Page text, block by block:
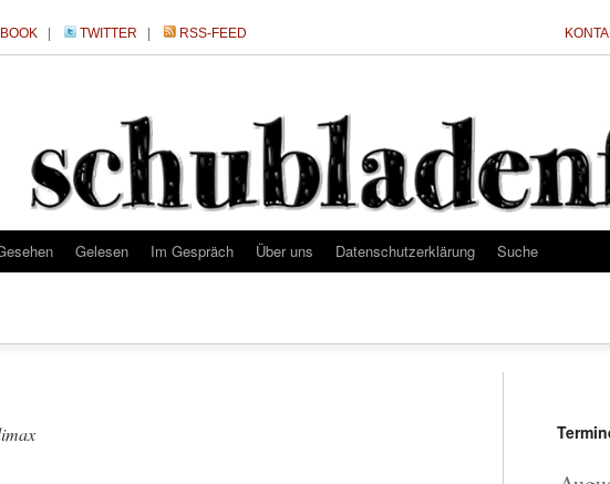
TWITTER RSS-FEED
Gelesen Im Gespräch Über uns Datenschutzerklärung Suche